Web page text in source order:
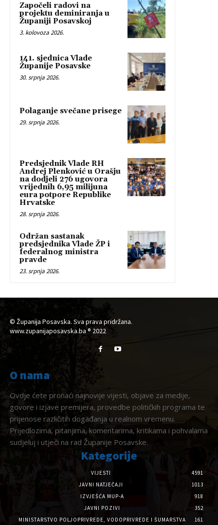
Započeli radovi na
projektu deminiranja u
Županiji Posavskoj
3. kolovoza 2026.
141. sjednica Vlade
Županije Posavske
30. srpnja 2026.
Polaganje svečane prisege
29. srpnja 2026.
Predsjednik Vlade RH
Andrej Plenković u Orašju
na dodjeli 276 ugovora
vrijednih 6,95 milijuna
eura potpore Republike
Hrvatske
28. srpnja 2026.
Održan sastanak
predsjednika Vlade ŽP i
federalnog ministra
pravde
23. srpnja 2026.
© Županija Posavska. Sva prava pridržana.
www.zupanijaposavska.ba ® 2022
O nama
Ovdje ćete pronaći najnovije vijesti, objave za medije,
govore i izjave premijera, provedbe političkih programa te
prijenose različitih događanja u realnom vremenu.
Prijedlozima, pitanjima, komentarima, kritikama i pohvalama
sudjeluj i utječi na rad Županije Posavske.
Kategorije
VIJESTI
4591
JAVNI NATJEČAJI
1013
IZVJEŠĆA MUP-A
918
JAVNI POZIVI
352
MINISTARSTVO POLJOPRIVREDE, VODOPRIVREDE I ŠUMARSTVA
161